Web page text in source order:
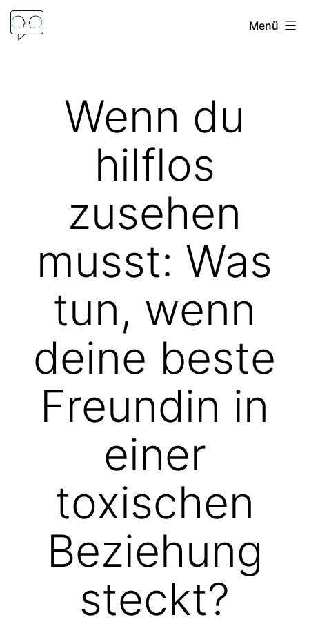
Zum
Inhalt
Hoffmann
Menü
Wenn du
hilflos
zusehen
musst: Was
tun, wenn
deine beste
Freundin in
einer
toxischen
Beziehung
steckt?